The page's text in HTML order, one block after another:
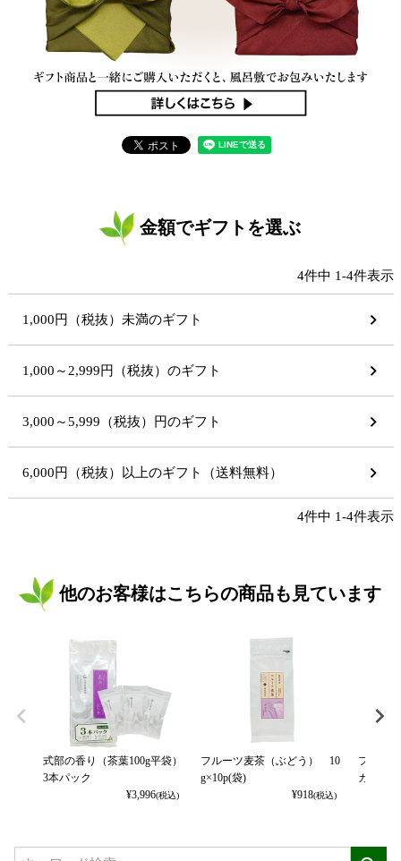
金額でギフトを選ぶ
4件中 1-4件表示
1,000円（税抜）未満のギフト
1,000～2,999円（税抜）のギフト
3,000～5,999（税抜）円のギフト
6,000円（税抜）以上のギフト（送料無料）
4件中 1-4件表示
他のお客様はこちらの商品も見ています
式部の香り（茶葉100g平袋）
3本パック
¥3,996(税込)
フルーツ麦茶（ぶどう） 10
g×10p(袋)
¥918(税込)
フルー
カット